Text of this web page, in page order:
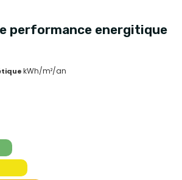
performance energitique
kWh/m²/an